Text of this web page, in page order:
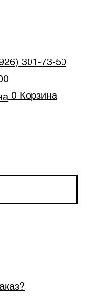
301-73-50
0 Корзина